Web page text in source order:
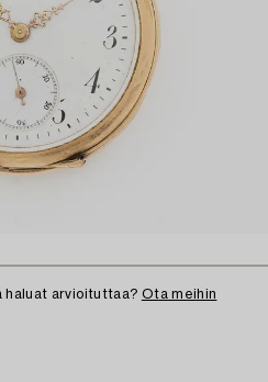
haluat arvioituttaa? Ota meihin